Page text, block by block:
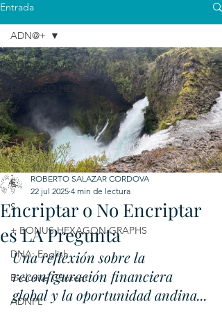
Entrada
ADN@+
DIALOGO HEXAGONAL
P
A
C
E
S
+ BONUS HEXAGON GRAPHS
DNA: English
Exclusive Content
ADNPL
ADN@+
Encriptar o No Encriptar
es LA Pregunta
ROBERTO SALAZAR CORDOVA
22 jul 2025 4 min de lectura
Una reflexión sobre la
reconfiguración financiera
global y la oportunidad andina...